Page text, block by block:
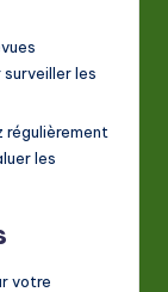
les
régulièrement
les
votre